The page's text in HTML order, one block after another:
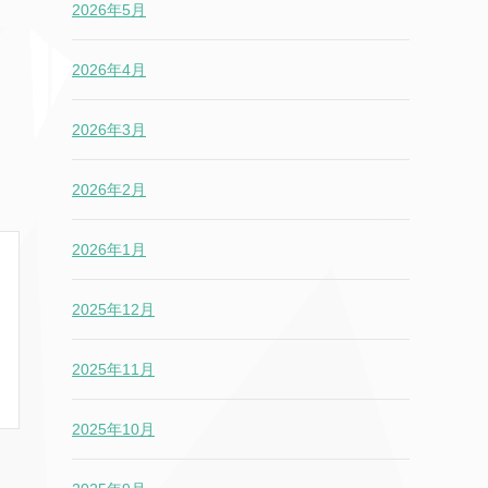
2026年5月
2026年4月
2026年3月
2026年2月
2026年1月
2025年12月
2025年11月
2025年10月